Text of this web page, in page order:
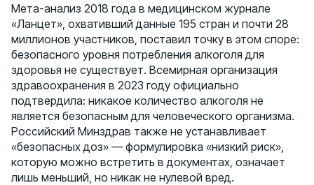
Мета-анализ 2018 года в медицинском журнале
«Ланцет», охвативший данные 195 стран и почти 28
миллионов участников, поставил точку в этом споре:
безопасного уровня потребления алкоголя для
здоровья не существует. Всемирная организация
здравоохранения в 2023 году официально
подтвердила: никакое количество алкоголя не
является безопасным для человеческого организма.
Российский Минздрав также не устанавливает
«безопасных доз» — формулировка «низкий риск»,
которую можно встретить в документах, означает
лишь меньший, но никак не нулевой вред.